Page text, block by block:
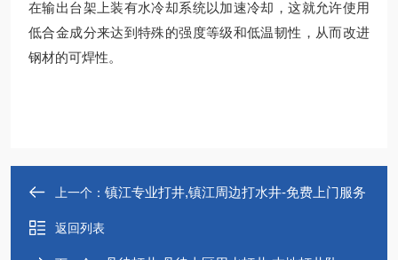
在输出台架上装有水冷却系统以加速冷却，这就允许使用
低合金成分来达到特殊的强度等级和低温韧性，从而改进
钢材的可焊性。
上一个： 镇江专业打井,镇江周边打水井-免费上门服务
返回列表